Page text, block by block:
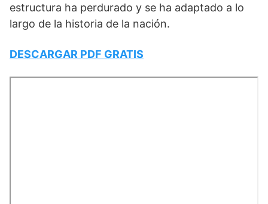
estructura ha perdurado y se ha adaptado a lo
largo de la historia de la nación.
DESCARGAR PDF GRATIS